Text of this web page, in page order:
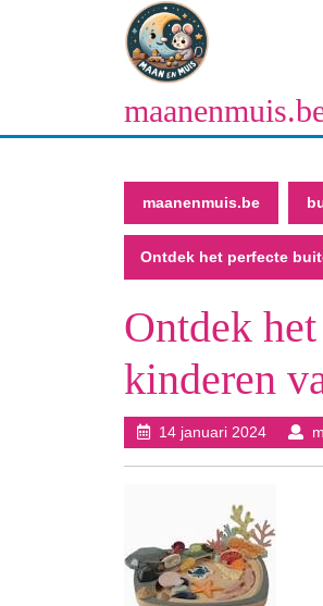
maanenmuis.be
Ontdek het perfecte
Ontdek
kinderen
14 januari 202414
januari